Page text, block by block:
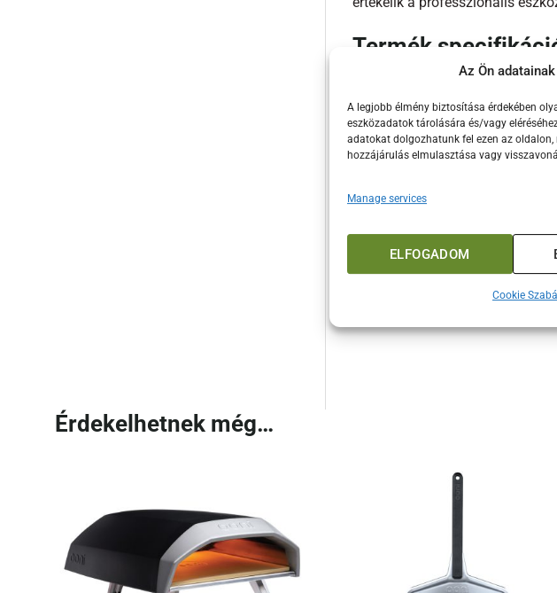
Az Ön
A legjobb élmény biztosítása érdekében
eszközadatok tárolására és/vagy
adatokat dolgozhatunk fel ezen az
hozzájárulás elmulasztása vagy
Manage services
ELFOGADOM
Cookie
Termék
Hamburger préselő a
Basting dome (fedő)
Kompatibilis minden
Rendeld meg a Blackstone
pillanatát otthonodban vagy a
megkönnyítik a grillezett
Érdekelhetnek még…